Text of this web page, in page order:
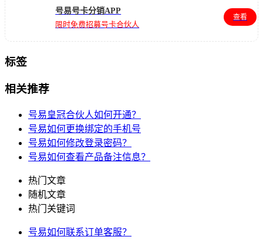
号易号卡分销APP
限时免费招募号卡合伙人
查看
标签
相关推荐
号易皇冠合伙人如何开通？
号易如何更换绑定的手机号
号易如何修改登录密码？
号易如何查看产品备注信息？
热门文章
随机文章
热门关键词
号易如何联系订单客服？